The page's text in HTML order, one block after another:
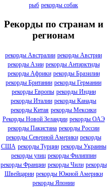
рыб рекорды собак
Рекорды по странам и
регионам
рекорды Австралии рекорды Австрии
рекорды Азии рекорды Антарктиды
рекорды Африки рекорды Бразилии
рекорды Британии рекорды Германии
рекорды Европы рекорды Индии
рекорды Италии рекорды Канады
рекорды Китая рекорды Мексики
Рекорды Новой Зеландии рекорды ОАЭ
рекорды Пакистана рекорды России
рекорды Северной Америки рекорды
США рекорды Турции рекорды Украины
рекорды улиц рекорды Филиппин
рекорды Франции рекорды Чили рекорды
Швейцарии рекорды Южной Америки
рекорды Японии